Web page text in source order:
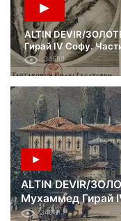
ALTIN DEVIR/
Гирай IV Софу.
34589
ALTIN DEVIR/
Мухаммед Гирай
34617